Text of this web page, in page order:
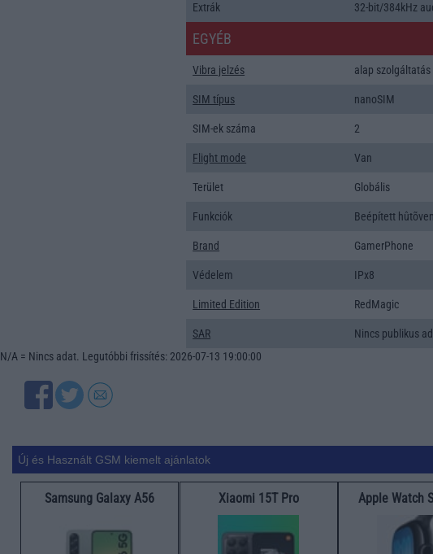
Extrák 32-bit/384kHz
EGYÉB
Vibra jelzés alap szolgáltatás
SIM típus nanoSIM
SIM-ek száma 2
Flight mode Van
Terület Globális
Funkciók Beépített
Brand GamerPhone
Védelem IPx8
Limited Edition RedMagic
SAR
Nincs publikus
N/A = Nincs adat. Legutóbbi frissítés: 2026-07-13 19:00:00
Új és Használt GSM kiemelt ajánlatok
Samsung Galaxy A56 Xiaomi 15T Pro Apple Watch